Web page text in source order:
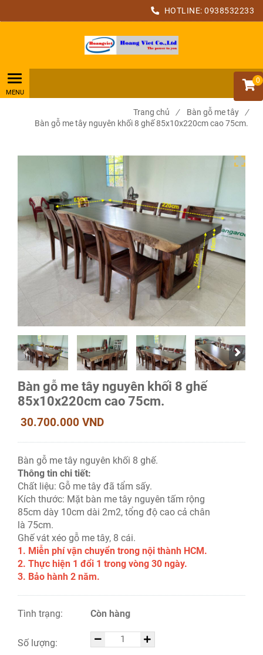
HOTLINE: 0938532233
0
Trang chủ / Bàn gỗ me tây
/
Bàn gỗ me tây nguyên khối 8 ghế 85x10x220cm cao 75cm.
Bàn gỗ me tây nguyên khối 8 ghế
85x10x220cm cao 75cm.
30.700.000 VND
Bàn gỗ me tây nguyên khối 8 ghế.
Thông tin chi tiết:
Chất liệu: Gỗ me tây đã tẩm sấy.
Kích thước: Mặt bàn me tây nguyên tấm rộng
85cm dày 10cm dài 2m2, tổng độ cao cả chân
là 75cm.
Ghế vát xéo gỗ me tây, 8 cái.
1. Miễn phí vận chuyển trong nội thành HCM.
2. Thực hiện 1 đổi 1 trong vòng 30 ngày.
3. Bảo hành 2 năm.
Tình trạng: Còn hàng
Số lượng: